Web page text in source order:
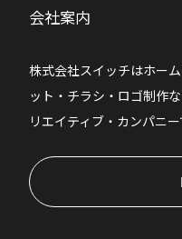
会社案内
株式会社スイッチはホー
ット・チラシ・ロゴ制作
リエイティブ・カンパニー